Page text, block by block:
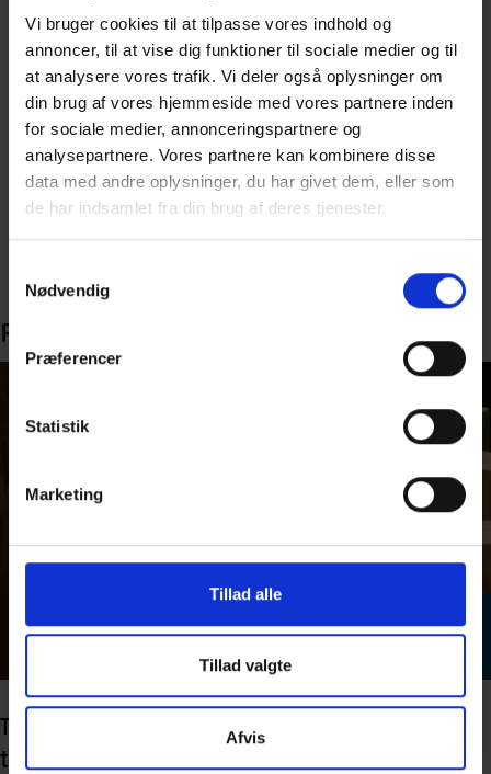
Vi bruger cookies til at tilpasse vores indhold og
annoncer, til at vise dig funktioner til sociale medier og til
at analysere vores trafik. Vi deler også oplysninger om
din brug af vores hjemmeside med vores partnere inden
for sociale medier, annonceringspartnere og
analysepartnere. Vores partnere kan kombinere disse
data med andre oplysninger, du har givet dem, eller som
de har indsamlet fra din brug af deres tjenester.
Nødvendig
Præferencer
Statistik
Marketing
Tillad alle
Tillad valgte
Afvis
TRÆ 68
Facadeelementer
Pris333,00kr.
Medlemspris233,10kr.
Læs mere
TRÆ 79 Trægulve
Pris
Medlemspris 556,50
Læs mere
Relaterede varer
TRÆ 61 Skadedyr i
træ